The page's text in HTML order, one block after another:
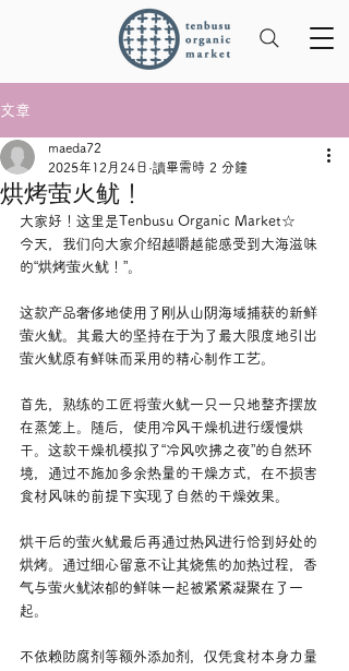
文章
烘烤萤火鱿！
maeda72
2025年12月24日 讀畢需時 2 分鐘
大家好！这里是Tenbusu Organic Market☆
今天，我们向大家介绍越嚼越能感受到大海滋味
的“烘烤萤火鱿！”。
这款产品奢侈地使用了刚从山阴海域捕获的新鲜
萤火鱿。其最大的坚持在于为了最大限度地引出
萤火鱿原有鲜味而采用的精心制作工艺。
首先，熟练的工匠将萤火鱿一只一只地整齐摆放
在蒸笼上。随后，使用冷风干燥机进行缓慢烘
干。这款干燥机模拟了“冷风吹拂之夜”的自然环
境，通过不施加多余热量的干燥方式，在不损害
食材风味的前提下实现了自然的干燥效果。
烘干后的萤火鱿最后再通过热风进行恰到好处的
烘烤。通过细心留意不让其烧焦的加热过程，香
气与萤火鱿浓郁的鲜味一起被紧紧凝聚在了一
起。
不依赖防腐剂等额外添加剂，仅凭食材本身力量